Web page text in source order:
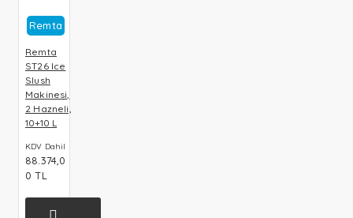
Remta
Remta
ST26 Ice
Slush
Makinesi,
2 Hazneli,
10+10 L
KDV Dahil
88.374,0
0 TL